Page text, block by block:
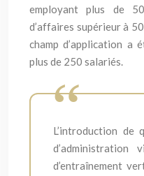
employant plus de
d’affaires supérieur à
champ d’application a
plus de 250 salariés.
L’introduction de
d’entraînement